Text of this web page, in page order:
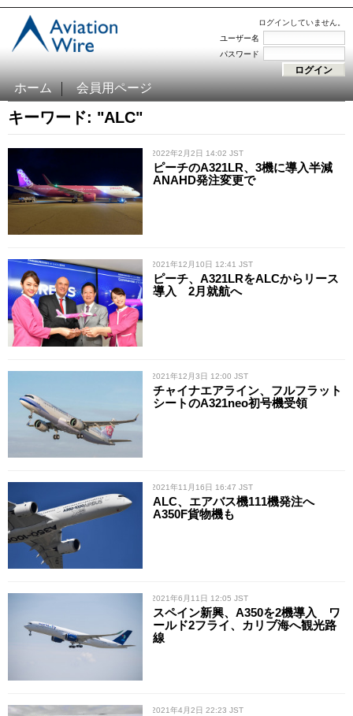
ログインしていません。
ユーザー名
パスワード
ホーム 会員用ページ
キーワード: "ALC"
/ 2022年2月2日 14:02 JST
ピーチのA321LR、3機に導入半減
ANAHD発注変更で
/ 2021年12月10日 12:41 JST
ピーチ、A321LRをALCからリース
導入 2月就航へ
/ 2021年12月3日 12:00 JST
チャイナエアライン、フルフラット
シートのA321neo初号機受領
/ 2021年11月16日 16:47 JST
ALC、エアバス機111機発注へ
A350F貨物機も
/ 2021年6月11日 12:05 JST
スペイン新興、A350を2機導入 ワ
ールド2フライ、カリブ海へ観光路
線
/ 2021年4月2日 22:23 JST